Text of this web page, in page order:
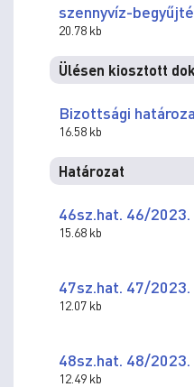
szennyvíz-
20.78 kb
Ülésen kiosztott
Bizottsági
16.58 kb
Határozat
46sz.hat. 46/2023.
15.68 kb
47sz.hat. 47/2023.
12.07 kb
48sz.hat. 48/2023.
12.49 kb